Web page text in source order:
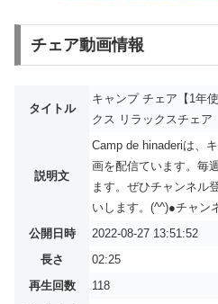
チェア動画情報
タイトル
キャンプ チェア【1年
クス リラックスチェア
説明文
Camp de hinaderiは、
画を配信ています。毎
ます。ぜひチャンネル
いします。(^^)●チャン
公開日時
2022-08-27 13:51:52
長さ
02:25
再生回数
118